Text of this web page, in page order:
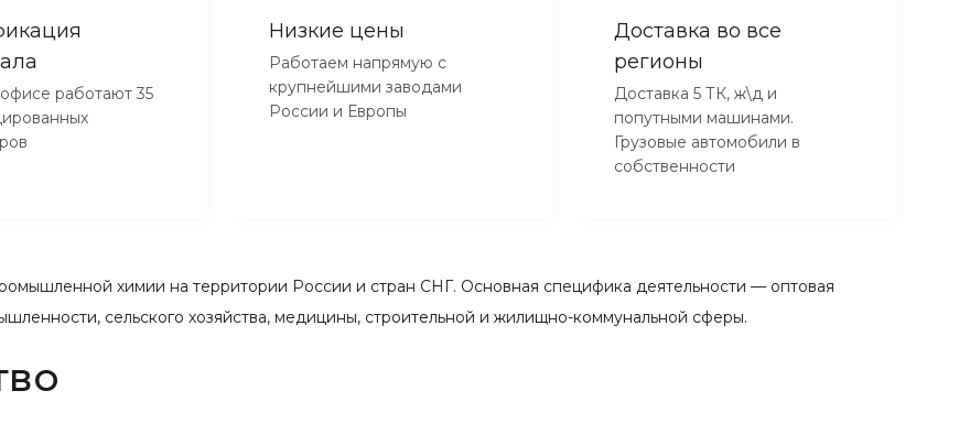
работают 35
Низкие цены
Работаем напрямую с
крупнейшими заводами
России и Европы
Доставка во все
регионы
Доставка 5 ТК, ж\д и
попутными машинами.
Грузовые автомобили в
собственности
химии на территории России и стран СНГ. Основная специфика деятельности — оптовая
сельского хозяйства, медицины, строительной и жилищно-коммунальной сферы.